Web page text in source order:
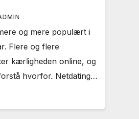
og mere populært i
Flere og flere
kærligheden online, og
hvorfor. Netdating…